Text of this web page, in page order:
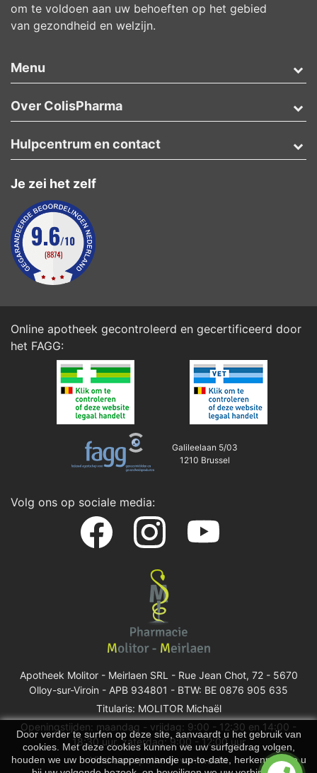
om te voldoen aan uw behoeften op het gebied
van gezondheid en welzijn.
Menu
Over ColisPharma
Door verder te surfen op deze site, aanvaardt u het gebruik van
cookies. Met deze cookies kunnen we uw surfgedrag volgen,
houden we uw boodschappenmandje up-to-date, herkennen we u
Je zei het zelf
Hulpcentrum en contact
Online apotheek gecontroleerd en gecertificeerd door
het FAGG:
Galileelaan 5/03
1210 Brussel
Volg ons op sociale media:
Apotheek Molitor - Meirlaen SRL - Rue Jean Chot, 72 - 5670
Olloy-sur-Viroin - APB 934801 - BTW: BE 0876 905 635
Titularis: MOLITOR Michaël
Openingstijden: maandag - vrijdag: 9:00 - 12:30 en 14:00 -
18:30 uur, zaterdag: 9:00 - 12:00 uur
Vind een apotheek van wacht